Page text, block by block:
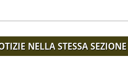
NELLA STESSA SEZIONE